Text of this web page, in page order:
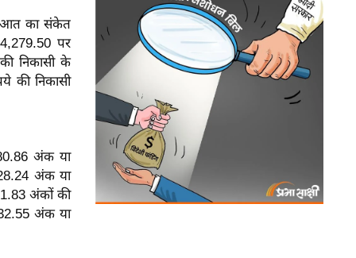
का संकेत
पर
निकासी के
की निकासी
अंक या
अंक या
अंकों की
अंक या